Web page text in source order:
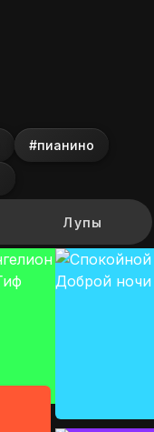
#пианино
Лупы